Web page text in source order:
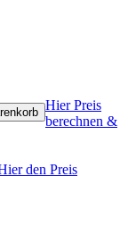
Hier Preis
berechnen &